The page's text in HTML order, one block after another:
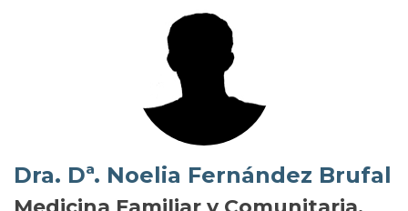
Dra. Dª. Noelia Fernández Brufal